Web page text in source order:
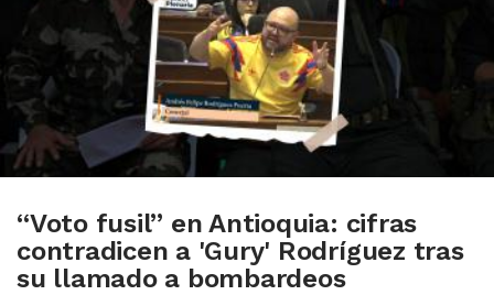
PODCAST
ZOOM
“Voto fusil” en Antioquia: cifras
contradicen a 'Gury' Rodríguez tras
su llamado a bombardeos